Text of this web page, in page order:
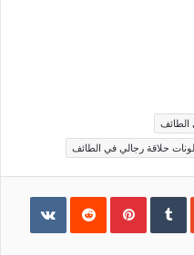
الطائف
حلاقة رجالي في الطائف
Pinterest